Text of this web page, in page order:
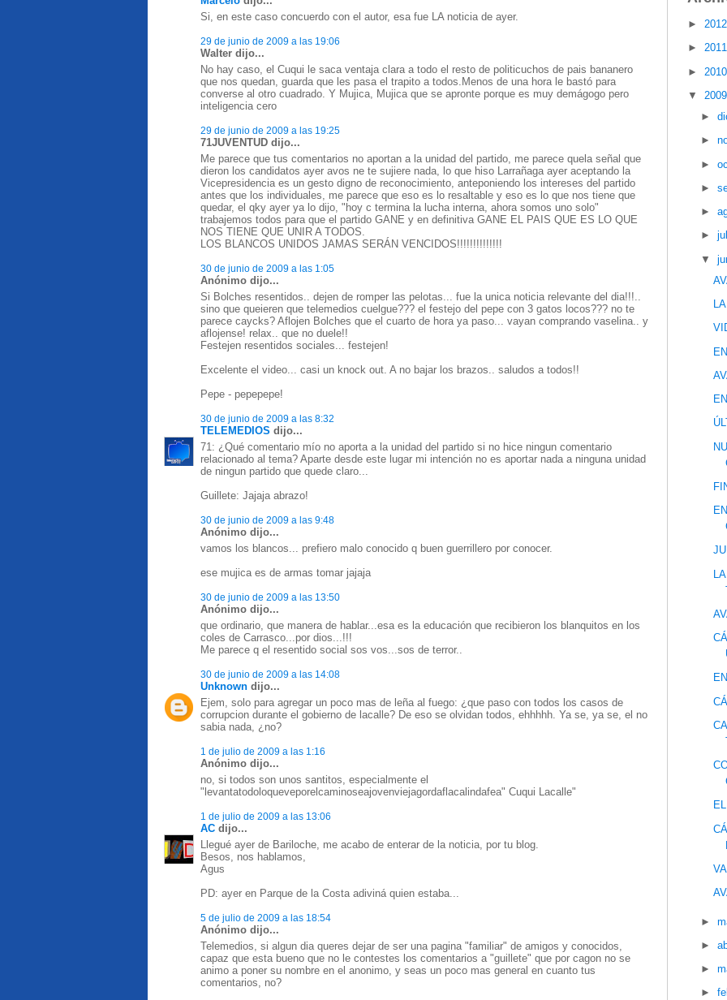
Si, en este caso concuerdo con el autor, esa fue LA noticia de ayer.
29 de junio de 2009 a las 19:06
Walter dijo...
No hay caso, el Cuqui le saca ventaja clara a todo el resto de politicuchos de pais bananero
que nos quedan, guarda que les pasa el trapito a todos.Menos de una hora le bastó para
converse al otro cuadrado. Y Mujica, Mujica que se apronte porque es muy demágogo pero
inteligencia cero
29 de junio de 2009 a las 19:25
71JUVENTUD dijo...
Me parece que tus comentarios no aportan a la unidad del partido, me parece quela señal que
dieron los candidatos ayer avos ne te sujiere nada, lo que hiso Larrañaga ayer aceptando la
Vicepresidencia es un gesto digno de reconocimiento, anteponiendo los intereses del partido
antes que los individuales, me parece que eso es lo resaltable y eso es lo que nos tiene que
quedar, el qky ayer ya lo dijo, "hoy c termina la lucha interna, ahora somos uno solo"
trabajemos todos para que el partido GANE y en definitiva GANE EL PAIS QUE ES LO QUE
NOS TIENE QUE UNIR A TODOS.
LOS BLANCOS UNIDOS JAMAS SERÁN VENCIDOS!!!!!!!!!!!!!!
30 de junio de 2009 a las 1:05
Anónimo dijo...
Si Bolches resentidos.. dejen de romper las pelotas... fue la unica noticia relevante del dia!!!..
sino que queieren que telemedios cuelgue??? el festejo del pepe con 3 gatos locos??? no te
parece caycks? Aflojen Bolches que el cuarto de hora ya paso... vayan comprando vaselina.. y
aflojense! relax.. que no duele!!
Festejen resentidos sociales... festejen!
Excelente el video... casi un knock out. A no bajar los brazos.. saludos a todos!!
Pepe - pepepepe!
30 de junio de 2009 a las 8:32
TELEMEDIOS dijo...
71: ¿Qué comentario mío no aporta a la unidad del partido si no hice ningun comentario
relacionado al tema? Aparte desde este lugar mi intención no es aportar nada a ninguna unidad
de ningun partido que quede claro...
Guillete: Jajaja abrazo!
30 de junio de 2009 a las 9:48
Anónimo dijo...
vamos los blancos... prefiero malo conocido q buen guerrillero por conocer.
ese mujica es de armas tomar jajaja
30 de junio de 2009 a las 13:50
Anónimo dijo...
que ordinario, que manera de hablar...esa es la educación que recibieron los blanquitos en los
coles de Carrasco...por dios...!!!
Me parece q el resentido social sos vos...sos de terror..
30 de junio de 2009 a las 14:08
Unknown dijo...
Ejem, solo para agregar un poco mas de leña al fuego: ¿que paso con todos los casos de
corrupcion durante el gobierno de lacalle? De eso se olvidan todos, ehhhhh. Ya se, ya se, el no
sabia nada, ¿no?
1 de julio de 2009 a las 1:16
Anónimo dijo...
no, si todos son unos santitos, especialmente el
"levantatodoloqueveporelcaminoseajovenviejagordaflacalindafea" Cuqui Lacalle"
1 de julio de 2009 a las 13:06
AC dijo...
Llegué ayer de Bariloche, me acabo de enterar de la noticia, por tu blog.
Besos, nos hablamos,
Agus
PD: ayer en Parque de la Costa adiviná quien estaba...
5 de julio de 2009 a las 18:54
Anónimo dijo...
Telemedios, si algun dia queres dejar de ser una pagina "familiar" de amigos y conocidos,
capaz que esta bueno que no le contestes los comentarios a "guillete" que por cagon no se
animo a poner su nombre en el anonimo, y seas un poco mas general en cuanto tus
comentarios, no?
►
►
►
▼
►
►
►
►
►
►
▼
►
►
►
►